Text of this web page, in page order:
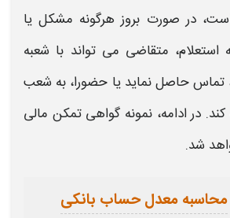
در صورت بروز هرگونه مشکل یا
استعلام، متقاضی می تواند با شعبه
تماس حاصل نماید یا حضورا، به شعب
در ادامه، نمونه گواهی تمکن مالی
شد.
محاسبه معدل حساب بانکی